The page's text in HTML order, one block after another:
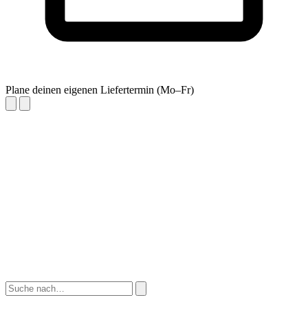
Plane deinen eigenen Liefertermin (Mo–Fr)